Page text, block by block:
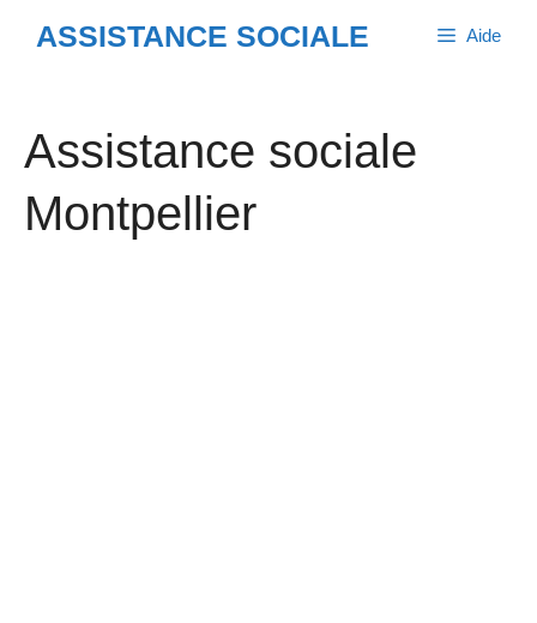
ASSISTANCE SOCIALE Aide
Assistance sociale
Montpellier